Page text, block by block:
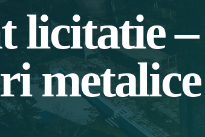
licitatie
metalice